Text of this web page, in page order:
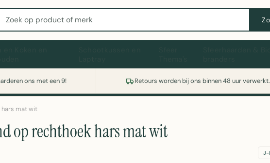
ons met een 9! Retours worden bij ons binnen 48 uur verwerkt.
Wasmachine of koelkast nodig? Vergelijk alle prijzen op
hars mat wit
op rechthoek hars mat wit
J-